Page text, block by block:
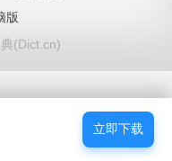
版
(Dict.cn)
立即下载
立即下载